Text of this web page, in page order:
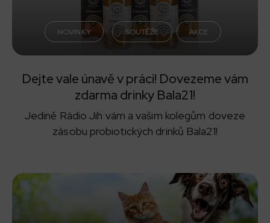
NOVINKY SOUTĚŽE AKCE
Dejte vale únavě v práci! Dovezeme vám
zdarma drinky Bala21!
Jedině Rádio Jih vám a vašim kolegům doveze
zásobu probiotických drinků Bala21!